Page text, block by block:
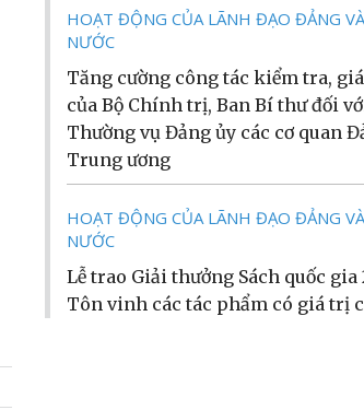
HOẠT ĐỘNG CỦA LÃNH ĐẠO ĐẢNG
NƯỚC
Tăng cường công tác kiểm tra,
của Bộ Chính trị, Ban Bí thư đối
Thường vụ Đảng ủy các cơ quan
Trung ương
HOẠT ĐỘNG CỦA LÃNH ĐẠO ĐẢNG
NƯỚC
Lễ trao Giải thưởng Sách quốc gia
Tôn vinh các tác phẩm có giá trị